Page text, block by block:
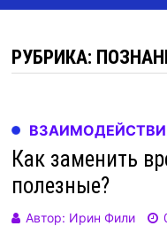
РУБРИКА:
Как заменить
полезные?
Автор: Ирин Фили